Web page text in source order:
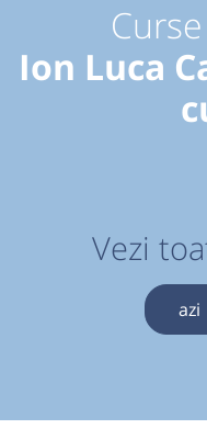
Ion Luca
Vezi
azi